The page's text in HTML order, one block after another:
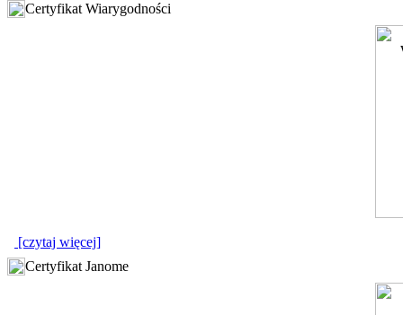
Certyfikat Wiarygodności
[czytaj więcej]
Certyfikat Janome